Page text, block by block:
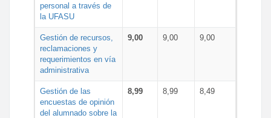
personal a través de
la UFASU
Gestión de recursos,
reclamaciones y
requerimientos en vía
administrativa
9,00 9,00 9,00
Gestión de las
encuestas de opinión
del alumnado sobre la
8,99 8,99 8,49